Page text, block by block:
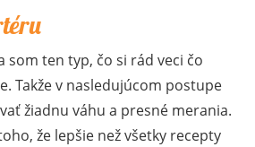
som ten typ, čo si rád veci čo
Takže v nasledujúcom postupe
žiadnu váhu a presné merania.
že lepšie než všetky recepty